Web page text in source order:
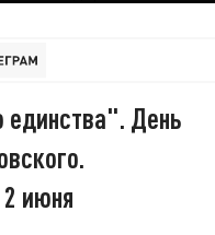
единства". День
июня